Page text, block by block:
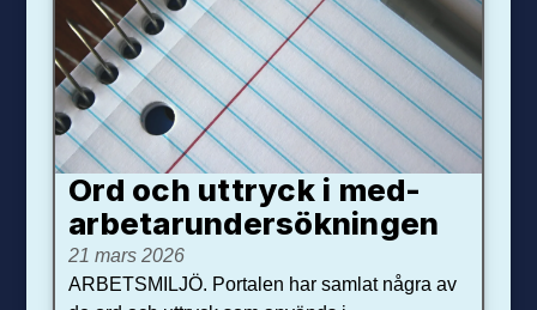
Ord och uttryck i med­­
arbetar­­under­sökningen
21 mars 2026
ARBETSMILJÖ. Portalen har samlat några av